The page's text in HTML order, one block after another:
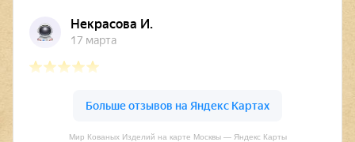
Мир Кованых Изделий на карте Москвы — Яндекс Карты